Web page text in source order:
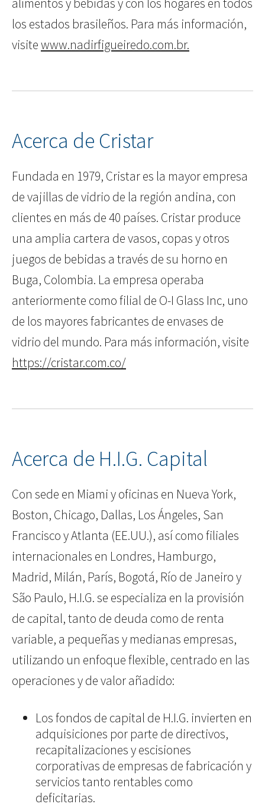
alimentos y bebidas y con los hogares en todos
los estados brasileños. Para más información,
visitewww.nadirfigueiredo.com.br.
Acerca de Cristar
Fundada en 1979, Cristar es la mayor empresa
de vajillas de vidrio de la región andina, con
clientes en más de 40 países. Cristar produce
una amplia cartera de vasos, copas y otros
juegos de bebidas a través de su horno en
Buga, Colombia. La empresa operaba
anteriormente como filial de O-I Glass Inc, uno
de los mayores fabricantes de envases de
vidrio del mundo. Para más información, visite
https://cristar.com.co/
Acerca de H.I.G. Capital
Con sede en Miami y oficinas en Nueva York,
Boston, Chicago, Dallas, Los Ángeles, San
Francisco y Atlanta (EE.UU.), así como filiales
internacionales en Londres, Hamburgo,
Madrid, Milán, París, Bogotá, Río de Janeiro y
São Paulo, H.I.G. se especializa en la provisión
de capital, tanto de deuda como de renta
variable, a pequeñas y medianas empresas,
utilizando un enfoque flexible, centrado en las
operaciones y de valor añadido:
Los fondos de capital de H.I.G. invierten en
adquisiciones por parte de directivos,
recapitalizaciones y escisiones
corporativas de empresas de fabricación y
servicios tanto rentables como
deficitarias.